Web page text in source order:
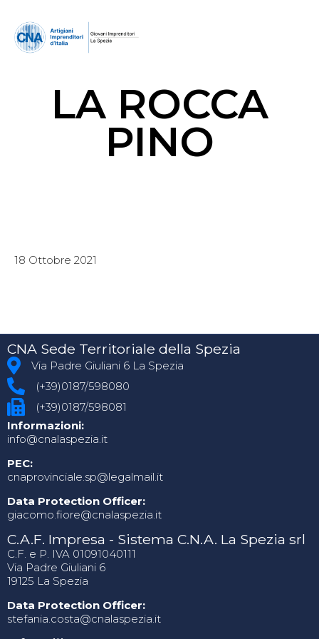
LA ROCCA
PINO
18 Ottobre 2021
CNA Sede Territoriale della Spezia
Via Padre Giuliani 6 La Spezia
(+39)0187/598080
(+39)0187/598081
Informazioni:
info@cnalaspezia.it
PEC:
cnaprovinciale.sp@legalmail.it
Data Protection Officer:
giacomo.fiore@cnalaspezia.it
C.A.F. Impresa - Sistema C.N.A. La Spezia srl
C.F. e P. IVA 01091040111
Via Padre Giuliani 6
19125 La Spezia
Data Protection Officer:
stefania.costa@cnalaspezia.it